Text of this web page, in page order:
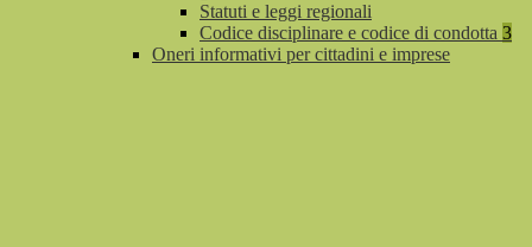
Statuti e leggi regionali
Codice disciplinare e codice di condotta 3
Oneri informativi per cittadini e imprese